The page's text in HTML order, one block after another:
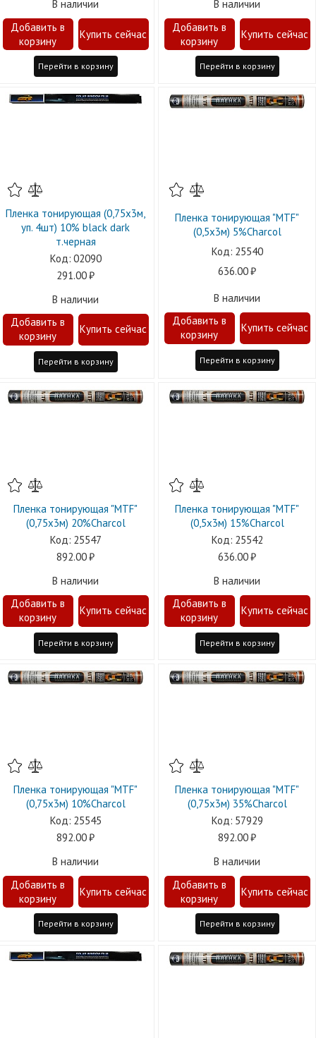
В наличии
Перейти в корзину
В наличии
Перейти в корзину
Пленка тонирующая (0,75х3м,
уп. 4шт) 10% black dark
т.черная
02090
291.00
В наличии
Перейти в корзину
Пленка тонирующая "MTF"
(0,5х3м) 5%Charcol
25540
636.00
В наличии
Перейти в корзину
Пленка тонирующая "MTF"
(0,75х3м) 20%Charcol
25547
892.00
В наличии
Перейти в корзину
Пленка тонирующая "MTF"
(0,5х3м) 15%Charcol
25542
636.00
В наличии
Перейти в корзину
Пленка тонирующая "MTF"
(0,75х3м) 10%Charcol
25545
892.00
В наличии
Перейти в корзину
Пленка тонирующая "MTF"
(0,75х3м) 35%Charcol
57929
892.00
В наличии
Перейти в корзину